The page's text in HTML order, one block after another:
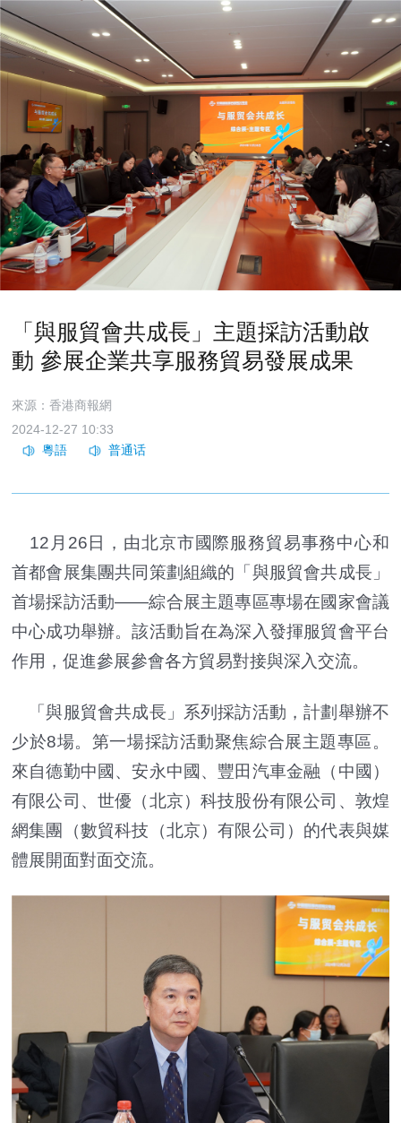
「與服貿會共成長」主題採訪活動啟
動 參展企業共享服務貿易發展成果
來源：香港商報網
2024-12-27 10:33
12月26日，由北京市國際服務貿易事務中心和
首都會展集團共同策劃組織的「與服貿會共成長」
首場採訪活動——綜合展主題專區專場在國家會議
中心成功舉辦。該活動旨在為深入發揮服貿會平台
作用，促進參展參會各方貿易對接與深入交流。
「與服貿會共成長」系列採訪活動，計劃舉辦不
少於8場。第一場採訪活動聚焦綜合展主題專區。
來自德勤中國、安永中國、豐田汽車金融（中國）
有限公司、世優（北京）科技股份有限公司、敦煌
網集團（數貿科技（北京）有限公司）的代表與媒
體展開面對面交流。